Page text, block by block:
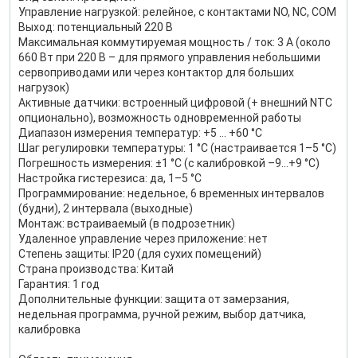
Управление нагрузкой: релейное, с контактами NO, NC, COM
Выход: потенциальный 220 В
Максимальная коммутируемая мощность / ток: 3 А (около
660 Вт при 220 В – для прямого управления небольшими
сервоприводами или через контактор для больших
нагрузок)
Активные датчики: встроенный цифровой (+ внешний NTC
опционально), возможность одновременной работы
Диапазон измерения температур: +5 … +60 °C
Шаг регулировки температуры: 1 °C (настраивается 1–5 °C)
Погрешность измерения: ±1 °C (с калибровкой –9…+9 °C)
Настройка гистерезиса: да, 1–5 °C
Программирование: недельное, 6 временных интервалов
(будни), 2 интервала (выходные)
Монтаж: встраиваемый (в подрозетник)
Удаленное управление через приложение: нет
Степень защиты: IP20 (для сухих помещений)
Страна производства: Китай
Гарантия: 1 год
Дополнительные функции: защита от замерзания,
недельная программа, ручной режим, выбор датчика,
калибровка